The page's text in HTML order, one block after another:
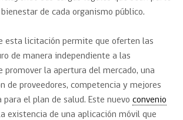
de cada organismo público.
esta licitación permite que oferten las
de manera independiente a las
promover la apertura del mercado, una
de proveedores, competencia y mejores
el plan de salud. Este nuevo convenio
existencia de una aplicación móvil que